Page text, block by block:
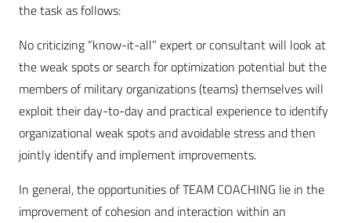
the task as follows:
No criticizing “know-it-all” expert or consultant will look at
the weak spots or search for optimization potential but the
members of military organizations (teams) themselves will
exploit their day-to-day and practical experience to identify
organizational weak spots and avoidable stress and then
jointly identify and implement improvements.
In general, the opportunities of TEAM COACHING lie in the
improvement of cohesion and interaction within an